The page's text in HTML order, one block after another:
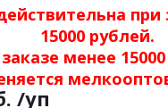
при
15000 рублей.
менее
/уп